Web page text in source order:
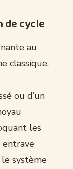
de cycle
au
classique.
ou d’un
les
entrave
le système